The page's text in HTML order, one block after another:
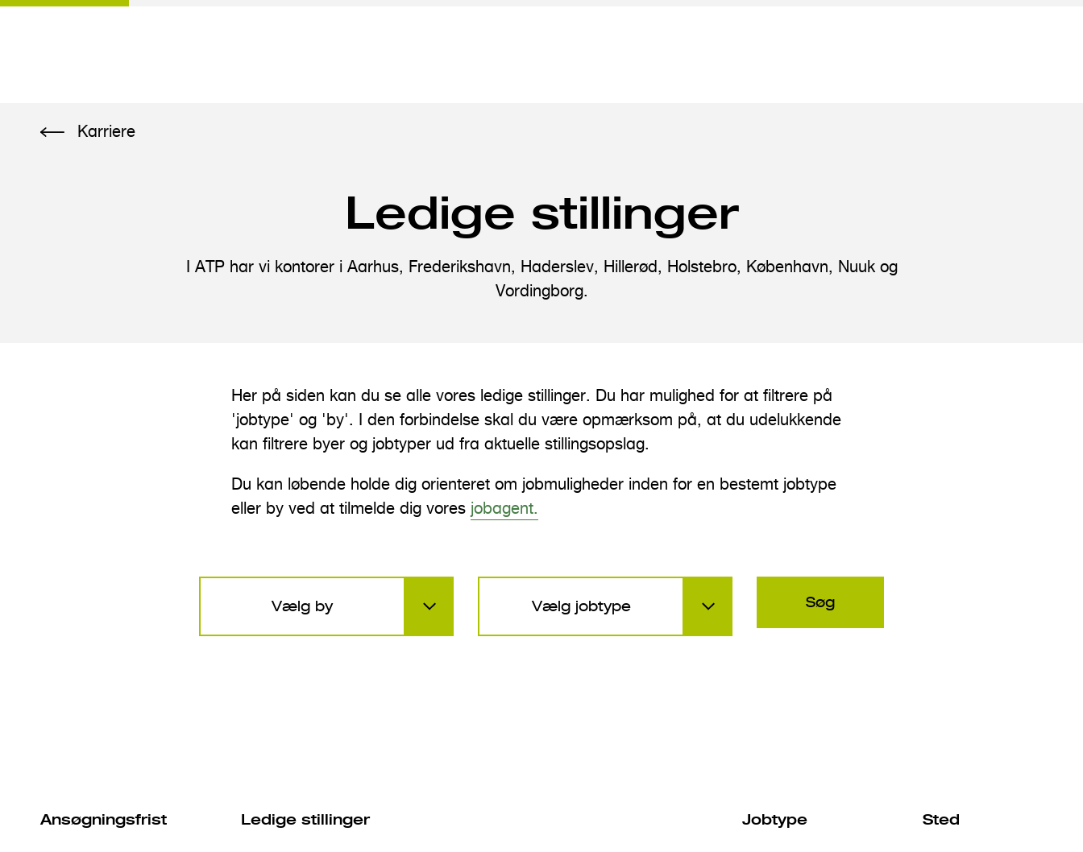
Karriere
Ledige stillinger
I ATP har vi kontorer i Aarhus, Frederikshavn, Haderslev, Hillerød, Holstebro, København, Nuuk og
Vordingborg.
Her på siden kan du se alle vores ledige stillinger. Du har mulighed for at filtrere på
'jobtype' og 'by'. I den forbindelse skal du være opmærksom på, at du udelukkende
kan filtrere byer og jobtyper ud fra aktuelle stillingsopslag.
Du kan løbende holde dig orienteret om jobmuligheder inden for en bestemt jobtype
eller by ved at tilmelde dig vores jobagent.
Vælg by Vælg jobtype
Ledige stillinger
Ansøgningsfrist Jobtype Sted